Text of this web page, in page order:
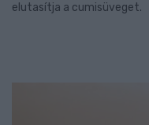
elutasítja a cumisüveget.